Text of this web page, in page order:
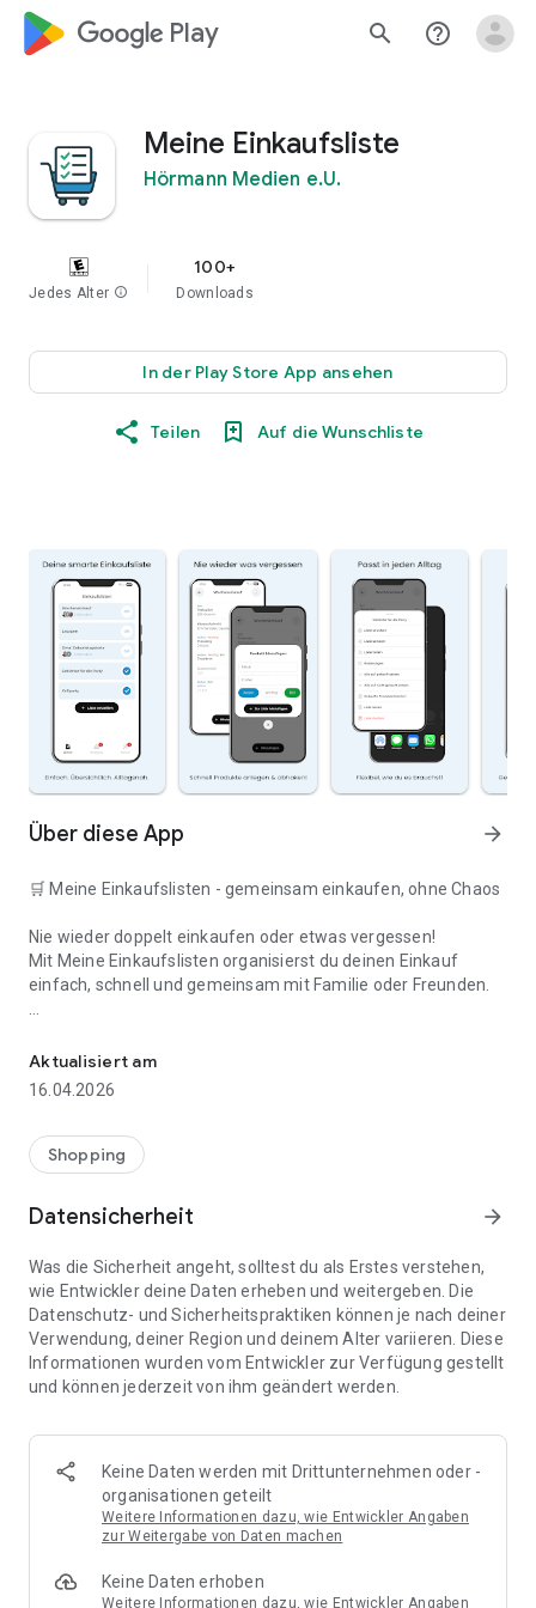
google_logo Play search help_outline
Meine Einkaufsliste
Hörmann Medien e.U.
Jedes Alter info
100+
Downloads
In der Play Store App ansehen
Teilen Auf die Wunschliste
Über diese App arrow_forward
🛒 Meine Einkaufslisten - gemeinsam einkaufen, ohne Chaos
Nie wieder doppelt einkaufen oder etwas vergessen!
Mit Meine Einkaufslisten organisierst du deinen Einkauf
einfach, schnell und gemeinsam mit Familie oder Freunden.
👨‍👩‍👧 Gemeinsame Einkaufslisten in Echtzeit: Alle sehen
⚡ Superschnell & einfach: Liste in Sekunden erstellen und
sofort loslegen.
📱 Immer dabei: Deine Einkaufsliste ist jederzeit auf deinem
🤝 Teilen leicht gemacht: Lade andere ein und erledigt den
Einkauf gemeinsam.
🍳 Zutaten direkt aus Rezepten übernehmen: Importiere
Zutaten von Rezept-Webseiten und verwandle sie
🚀 DEINE VORTEILE IM ALLTAG
* Nie wieder doppelte Einkäufe
* Kein Chaos mehr beim Einkaufen
* Bessere Abstimmung mit Familie & Freunden
* Perfekt für die Essensplanung
Aktualisiert am
16.04.2026
Shopping
Datensicherheit arrow_forward
Was die Sicherheit angeht, solltest du als Erstes verstehen,
wie Entwickler deine Daten erheben und weitergeben. Die
Datenschutz- und Sicherheitspraktiken können je nach deiner
Verwendung, deiner Region und deinem Alter variieren. Diese
Informationen wurden vom Entwickler zur Verfügung gestellt
und können jederzeit von ihm geändert werden.
Keine Daten werden mit Drittunternehmen oder -
organisationen geteilt
Weitere Informationen dazu, wie Entwickler Angaben
zur Weitergabe von Daten machen
Keine Daten erhoben
Weitere Informationen dazu, wie Entwickler Angaben